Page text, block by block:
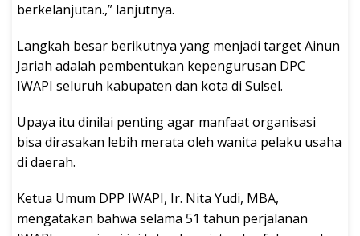
berkelanjutan.,” lanjutnya.
Langkah besar berikutnya yang menjadi target Ainun
Jariah adalah pembentukan kepengurusan DPC
IWAPI seluruh kabupaten dan kota di Sulsel.
Upaya itu dinilai penting agar manfaat organisasi
bisa dirasakan lebih merata oleh wanita pelaku usaha
di daerah.
Ketua Umum DPP IWAPI, Ir. Nita Yudi, MBA,
mengatakan bahwa selama 51 tahun perjalanan